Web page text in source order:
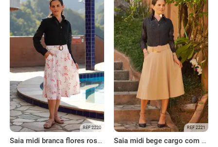
REF 2220
Saia midi branca flores rosas com bolsos
REF 2221
Saia midi bege cargo com bolsos